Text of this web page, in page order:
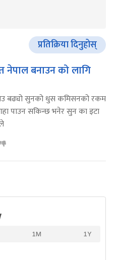
प्रतिक्रिया दिनुहोस्
नेपाल बनाउन को लागि
बढ्यो सुनको धुस कमिसनको रकम
पाउन सकिन्छ भनेर सुन का इटा